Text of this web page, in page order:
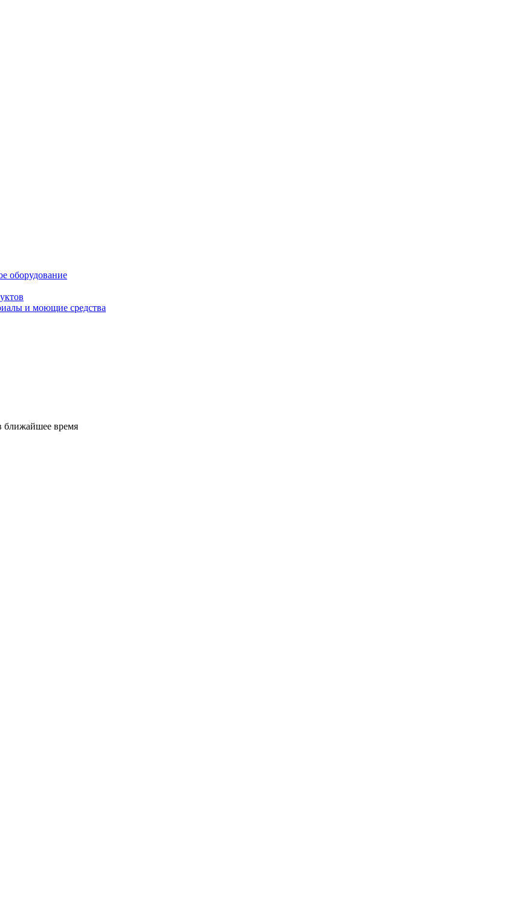
оборудование
и моющие средства
ближайшее время